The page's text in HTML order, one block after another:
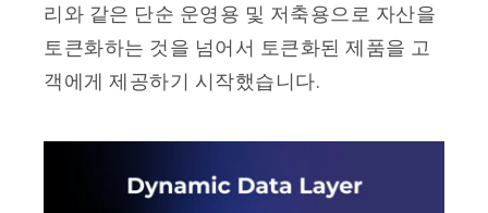
리와 같은 단순 운영용 및 저축용으로 자산을
토큰화하는 것을 넘어서 토큰화된 제품을 고
객에게 제공하기 시작했습니다.